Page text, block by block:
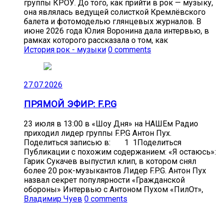
группы КРОУ. До того, как прийти в рок — музыку,
она являлась ведущей солисткой Кремлёвского
балета и фотомоделью глянцевых журналов. В
июне 2026 года Юлия Воронина дала интервью, в
рамках которого рассказала о том, как
История рок - музыки 0 comments
27.07.2026
ПРЯМОЙ ЭФИР: F.P.G
23 июля в 13:00 в «Шоу Дня» на НАШЕм Радио
приходил лидер группы F.P.G Антон Пух.
Поделиться записью в: 1 1Поделиться
Публикации с похожим содержанием: «Я остаюсь»:
Гарик Сукачев выпустил клип, в котором снял
более 20 рок-музыкантов Лидер F.P.G. Антон Пух
назвал секрет популярности «Гражданской
обороны» Интервью с Антоном Пухом «ПилОт»,
Владимир Чуев 0 comments